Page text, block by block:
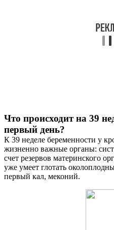
Что происходит на 39
первый день?
К 39 неделе беременности у
жизненно важные органы:
счет резервов материнского
уже умеет глотать
первый кал, меконий.